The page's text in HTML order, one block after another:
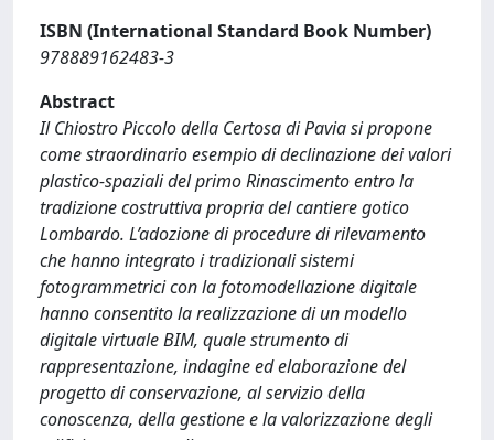
ISBN (International Standard Book Number)
978889162483-3
Abstract
Il Chiostro Piccolo della Certosa di Pavia si propone
come straordinario esempio di declinazione dei valori
plastico-spaziali del primo Rinascimento entro la
tradizione costruttiva propria del cantiere gotico
Lombardo. L’adozione di procedure di rilevamento
che hanno integrato i tradizionali sistemi
fotogrammetrici con la fotomodellazione digitale
hanno consentito la realizzazione di un modello
digitale virtuale BIM, quale strumento di
rappresentazione, indagine ed elaborazione del
progetto di conservazione, al servizio della
conoscenza, della gestione e la valorizzazione degli